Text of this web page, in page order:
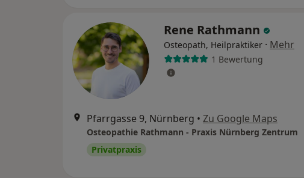
Rene Rathmann
Osteopath, Heilpraktiker · Mehr
1 Bewertung
Pfarrgasse 9, Nürnberg • Zu Google Maps
Osteopathie Rathmann - Praxis Nürnberg Zentrum
Privatpraxis